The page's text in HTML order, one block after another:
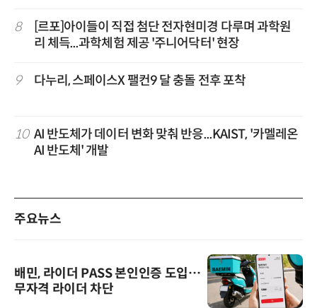
8
[르포]아이들이 직접 첨단 전자현미경 다루며 과학원
리 체득...과학체험 제공 '주니어닥터' 현장
9 다누리, 스페이스X 팰컨9 달 충돌 전후 포착
10 AI 반도체가 데이터 변화 맞춰 반응...KAIST, '카멜레온
AI 반도체' 개발
주요뉴스
배민, 라이더 PASS 본인인증 도입…
무자격 라이더 차단